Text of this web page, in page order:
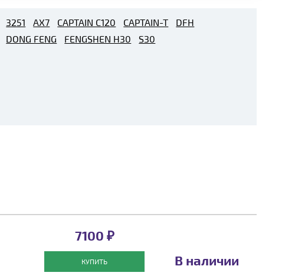
3251 AX7 CAPTAIN C120 CAPTAIN-T
DFH
DONG FENG
FENGSHEN H30 S30
7100 ₽
КУПИТЬ В наличии